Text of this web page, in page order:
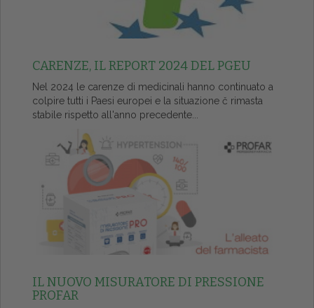
CARENZE, IL REPORT 2024 DEL PGEU
Nel 2024 le carenze di medicinali hanno continuato a
colpire tutti i Paesi europei e la situazione č rimasta
stabile rispetto all'anno precedente...
IL NUOVO MISURATORE DI PRESSIONE
PROFAR